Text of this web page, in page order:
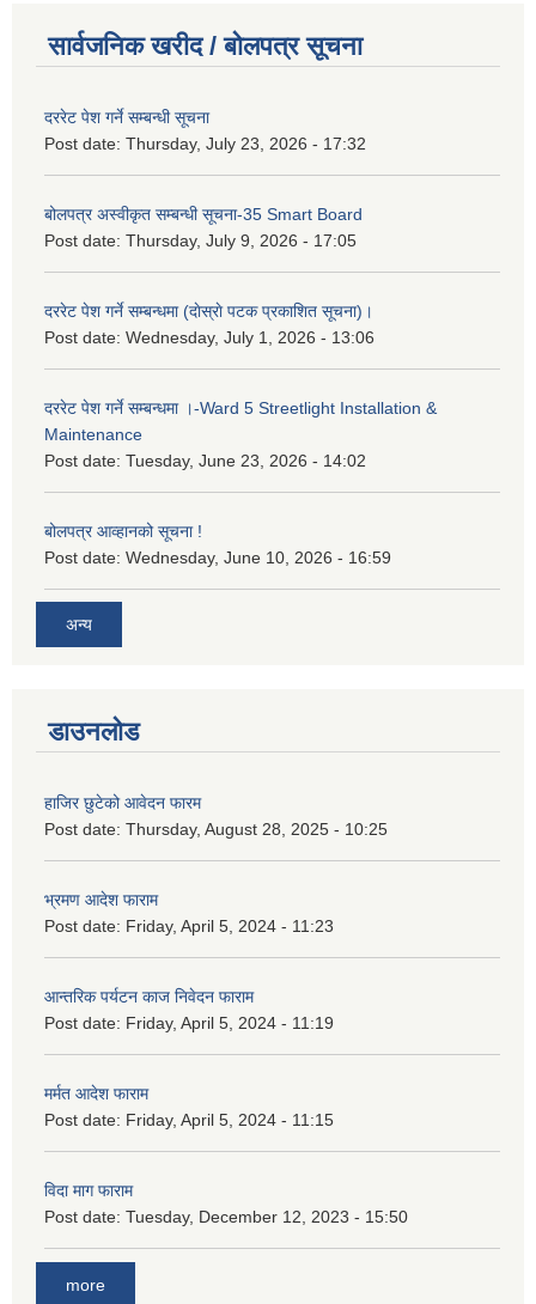
सार्वजनिक खरीद / बोलपत्र सूचना
दररेट पेश गर्ने सम्बन्धी सूचना
Post date: Thursday, July 23, 2026 - 17:32
बोलपत्र अस्वीकृत सम्बन्धी सूचना-35 Smart Board
Post date: Thursday, July 9, 2026 - 17:05
दररेट पेश गर्ने सम्बन्धमा (दाेस्राे पटक प्रकाशित सूचना)।
Post date: Wednesday, July 1, 2026 - 13:06
दररेट पेश गर्ने सम्बन्धमा ।-Ward 5 Streetlight Installation &
Maintenance
Post date: Tuesday, June 23, 2026 - 14:02
बोलपत्र आव्हानको सूचना !
Post date: Wednesday, June 10, 2026 - 16:59
अन्य
डाउनलोड
हाजिर छुटेको आवेदन फारम
Post date: Thursday, August 28, 2025 - 10:25
भ्रमण आदेश फाराम
Post date: Friday, April 5, 2024 - 11:23
आन्तरिक पर्यटन काज निवेदन फाराम
Post date: Friday, April 5, 2024 - 11:19
मर्मत आदेश फाराम
Post date: Friday, April 5, 2024 - 11:15
विदा माग फाराम
Post date: Tuesday, December 12, 2023 - 15:50
more